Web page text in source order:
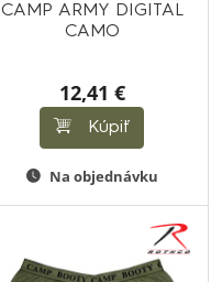
CAMP ARMY DIGITAL
CAMO
12,41 €
Kúpiť
Na objednávku